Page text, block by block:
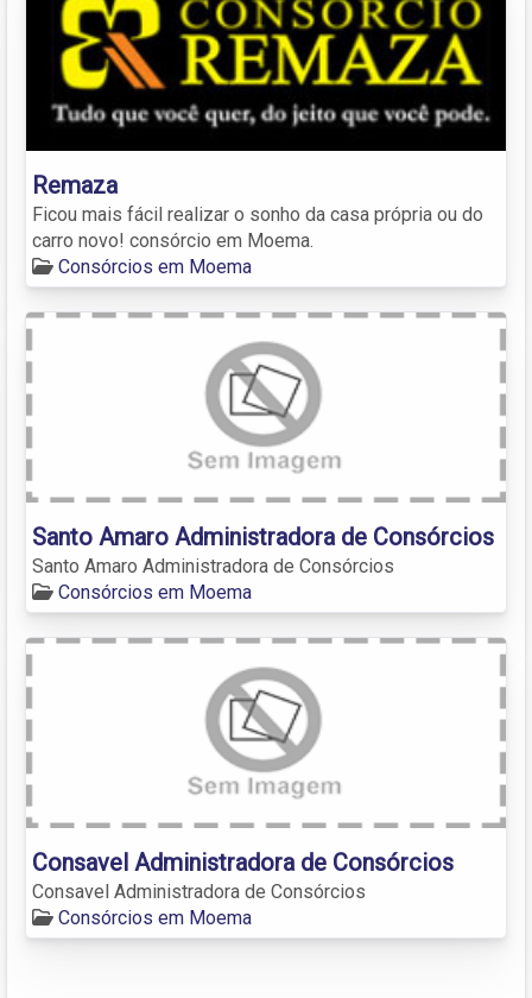
Remaza
Ficou mais fácil realizar o sonho da casa própria ou do
carro novo! consórcio em Moema.
Consórcios em Moema
Santo Amaro Administradora de Consórcios
Santo Amaro Administradora de Consórcios
Consórcios em Moema
Consavel Administradora de Consórcios
Consavel Administradora de Consórcios
Consórcios em Moema